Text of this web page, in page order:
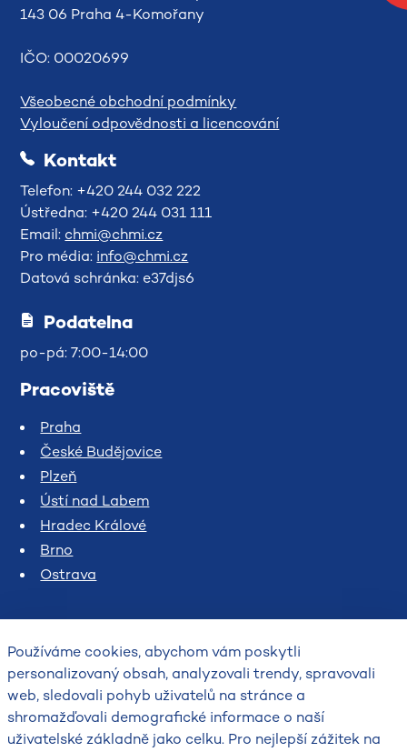
143 06 Praha 4-Komořany
IČO: 00020699
Všeobecné obchodní podmínky
Vyloučení odpovědnosti a licencování
Kontakt
Telefon: +420 244 032 222
Ústředna: +420 244 031 111
Email: chmi@chmi.cz
Pro média: info@chmi.cz
Datová schránka: e37djs6
Podatelna
po-pá: 7:00-14:00
Pracoviště
Praha
České Budějovice
Plzeň
Ústí nad Labem
Hradec Králové
Brno
Ostrava
2026
Používáme cookies, abychom vám poskytli
personalizovaný obsah, analyzovali trendy, spravovali
web, sledovali pohyb uživatelů na stránce a
shromažďovali demografické informace o naší
uživatelské základně jako celku. Pro nejlepší zážitek na